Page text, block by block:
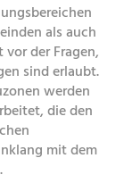
als auch
der Fragen,
sind erlaubt.
werden
die den
mit dem